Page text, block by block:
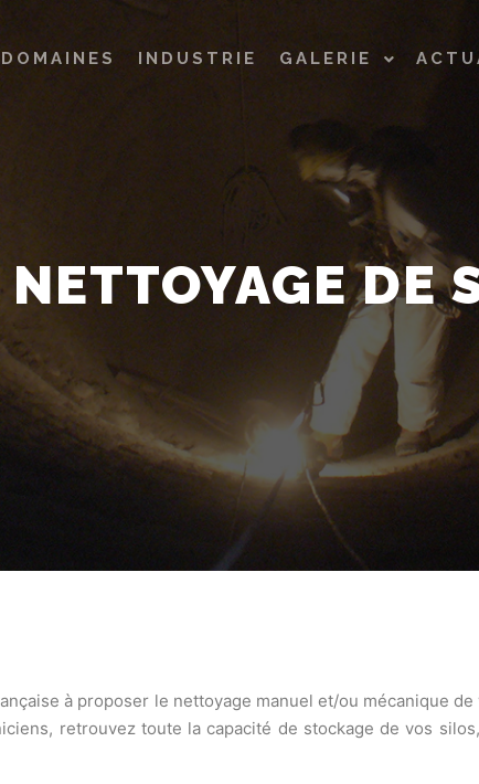
DOMAINES INDUSTRIE GALERIE
NETTOYAGE DE
à proposer le nettoyage manuel et/ou mécanique de
retrouvez toute la capacité de stockage de vos